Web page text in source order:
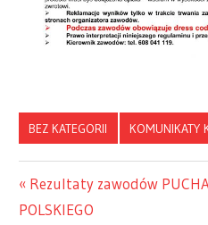
BEZ KATEGORII KOMUNIKATY
Nawigacja
Previous
Post:
Rezultaty zawodów
POLSKIEGO